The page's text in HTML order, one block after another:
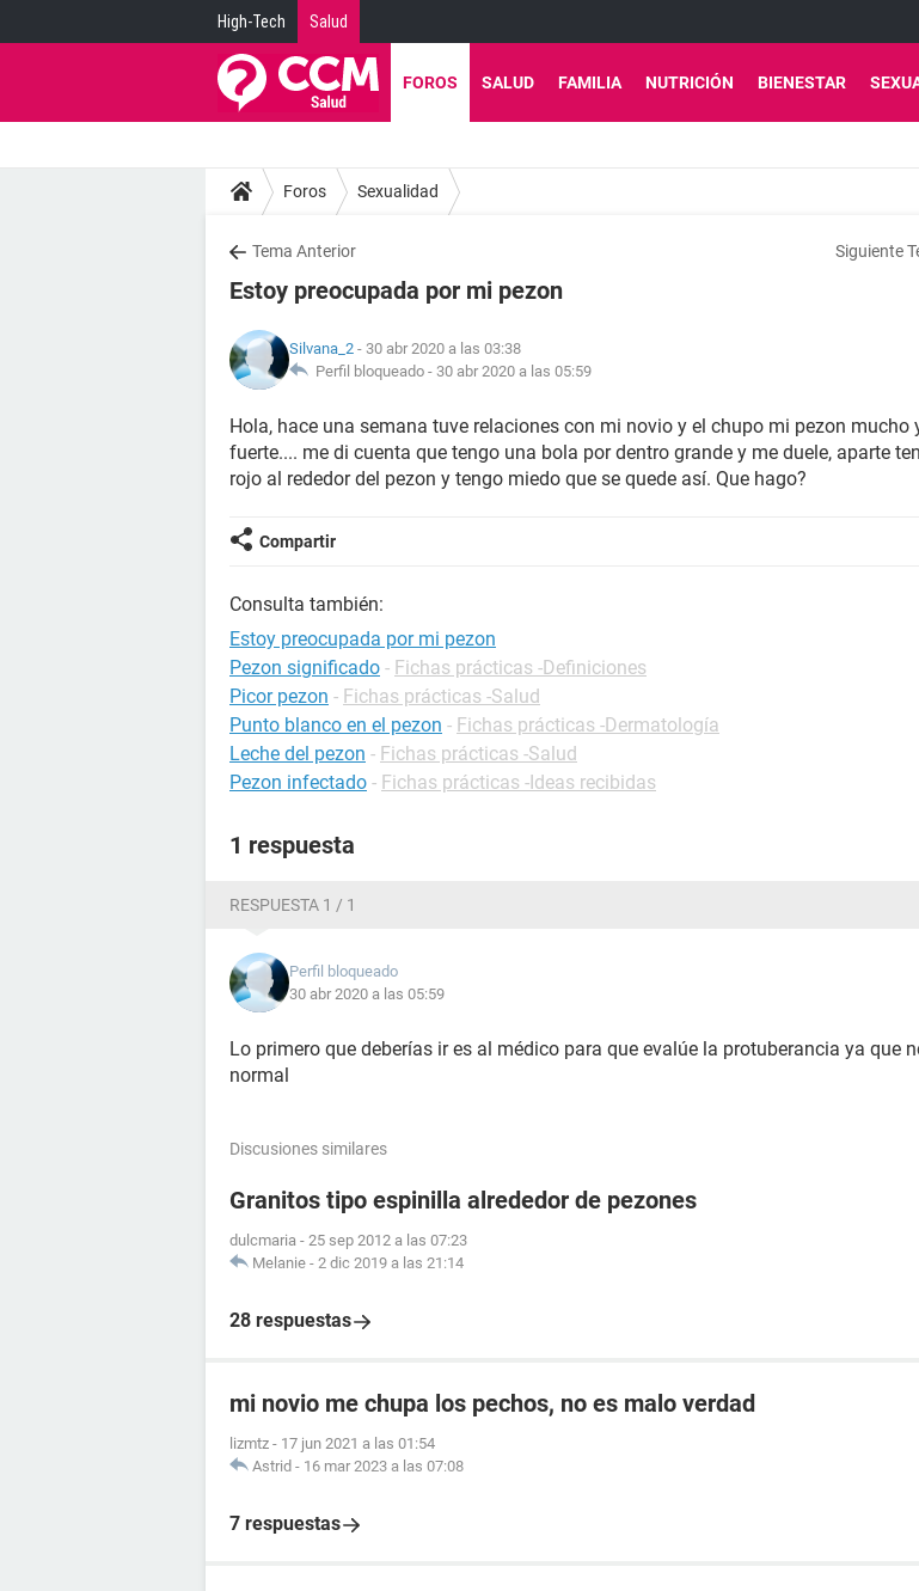
High-Tech Salud
FOROS SALUD FAMILIA NUTRICIÓN BIENESTAR
Foros Sexualidad
Tema Anterior Siguiente
Estoy preocupada por mi pezon
Silvana_2 - 30 abr 2020 a las 03:38
Perfil bloqueado - 30 abr 2020 a las 05:59
Hola, hace una semana tuve relaciones con mi novio y el chupo mi pezon mucho
fuerte.... me di cuenta que tengo una bola por dentro grande y me duele, aparte
rojo al rededor del pezon y tengo miedo que se quede así. Que hago?
Compartir
Consulta también:
Estoy preocupada por mi pezon
Pezon significado - Fichas prácticas -Definiciones
Picor pezon - Fichas prácticas -Salud
Punto blanco en el pezon - Fichas prácticas -Dermatología
Leche del pezon - Fichas prácticas -Salud
Pezon infectado - Fichas prácticas -Ideas recibidas
1 respuesta
RESPUESTA 1 / 1
Perfil bloqueado
30 abr 2020 a las 05:59
Lo primero que deberías ir es al médico para que evalúe la protuberancia ya que
normal
Discusiones similares
Granitos tipo espinilla alrededor de pezones
dulcmaria - 25 sep 2012 a las 07:23
Melanie - 2 dic 2019 a las 21:14
28 respuestas
mi novio me chupa los pechos, no es malo verdad
lizmtz - 17 jun 2021 a las 01:54
Astrid - 16 mar 2023 a las 07:08
7 respuestas